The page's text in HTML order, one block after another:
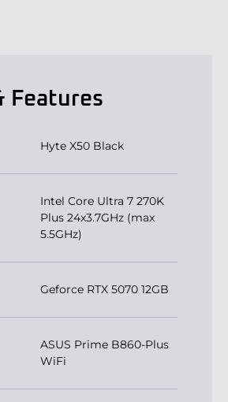
Features
Hyte X50 Black
Intel Core Ultra 7 270K
Plus 24x3.7GHz (max
5.5GHz)
Geforce RTX 5070 12GB
ASUS Prime B860-Plus
WiFi